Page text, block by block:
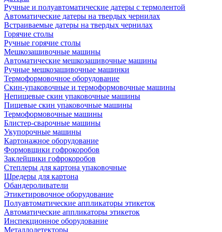
Ручные и полуавтоматические датеры с термолентой
Автоматические датеры на твердых чернилах
Встраиваемые датеры на твердых чернилах
Горячие столы
Ручные горячие столы
Мешкозашивочные машины
Автоматические мешкозашивочные машины
Ручные мешкозашивочные машинки
Термоформовочное оборудование
Скин-упаковочные и термоформовочные машины
Непищевые скин упаковочные машины
Пищевые скин упаковочные машины
Термоформовочные машины
Блистер-сварочные машины
Укупорочные машины
Картонажное оборудование
Формовщики гофрокоробов
Заклейщики гофрокоробов
Степлеры для картона упаковочные
Шредеры для картона
Обандероливатели
Этикетировочное оборудование
Полуавтоматические аппликаторы этикеток
Автоматические аппликаторы этикеток
Инспекционное оборудование
Металлодетекторы